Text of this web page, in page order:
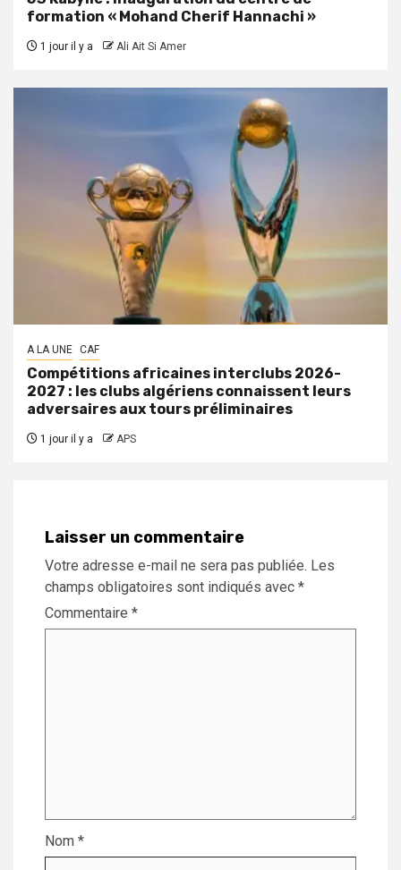
formation « Mohand Cherif Hannachi »
1 jour il y a Ali Ait Si Amer
A LA UNE CAF
Compétitions africaines interclubs 2026-
2027 : les clubs algériens connaissent leurs
adversaires aux tours préliminaires
1 jour il y a APS
Laisser un commentaire
Votre adresse e-mail ne sera pas publiée. Les
champs obligatoires sont indiqués avec *
Commentaire *
Nom *